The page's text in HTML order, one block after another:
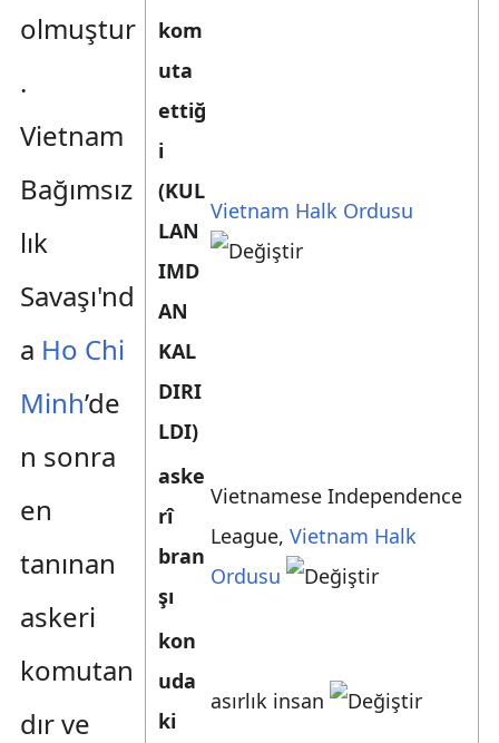
kom
uta
ettiğ
i
(KUL
LAN
IMD
AN
KAL
DIRI
LDI)
Vietnam Halk Ordusu
aske
rî
bran
şı
Vietnamese Independence
League,Vietnam Halk
Ordusu
kon
uda
ki
asırlık insan
olmuştur
.
Vietnam
Bağımsız
lık
Savaşı'nd
a Ho Chi
Minh’de
n sonra
en
tanınan
askeri
komutan
dır ve